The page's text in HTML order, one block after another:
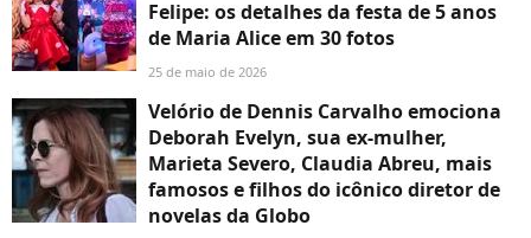
Felipe: os detalhes da festa de 5 anos
de Maria Alice em 30 fotos
25 de maio de 2026
Velório de Dennis Carvalho emociona
Deborah Evelyn, sua ex-mulher,
Marieta Severo, Claudia Abreu, mais
famosos e filhos do icônico diretor de
novelas da Globo